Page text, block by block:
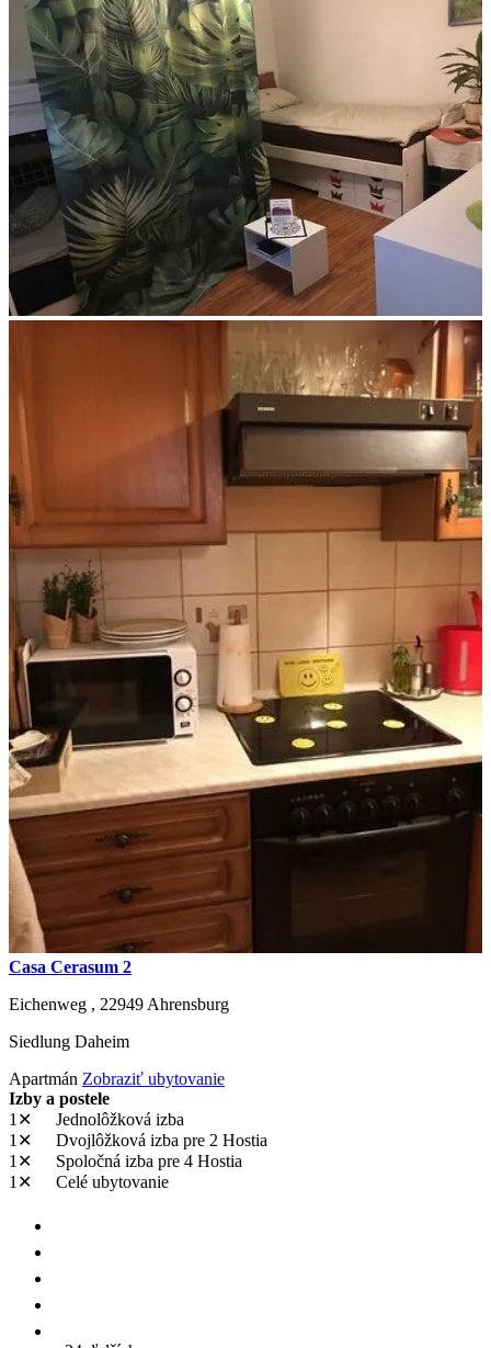
Casa Cerasum 2
Eichenweg , 22949 Ahrensburg
Siedlung Daheim
Apartmán Zobraziť ubytovanie
Izby a postele
1✕
Jednolôžková izba
1✕
Dvojlôžková izba pre 2 Hostia
1✕
Spoločná izba pre 4 Hostia
1✕
Celé ubytovanie